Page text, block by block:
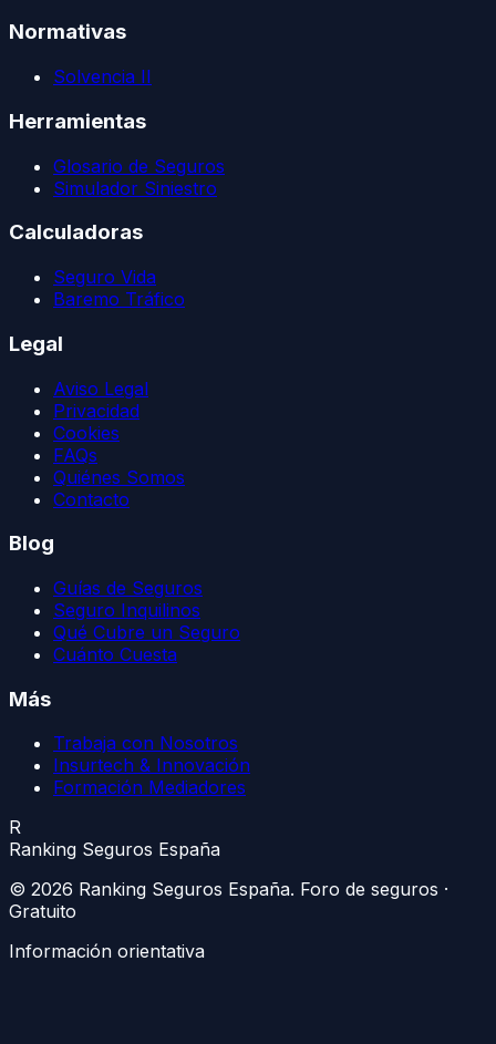
Normativas
Solvencia II
Herramientas
Glosario de Seguros
Simulador Siniestro
Calculadoras
Seguro Vida
Baremo Tráfico
Legal
Aviso Legal
Privacidad
Cookies
FAQs
Quiénes Somos
Contacto
Blog
Guías de Seguros
Seguro Inquilinos
Qué Cubre un Seguro
Cuánto Cuesta
Más
Trabaja con Nosotros
Insurtech & Innovación
Formación Mediadores
R
Ranking Seguros España
© 2026 Ranking Seguros España. Foro de seguros ·
Gratuito
Información orientativa